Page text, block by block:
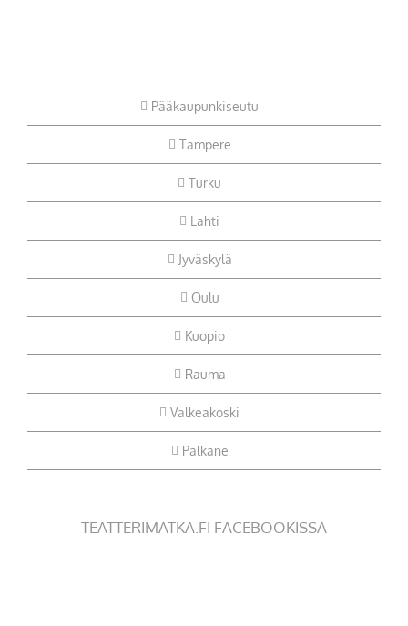
Pääkaupunkiseutu
Tampere
Turku
Lahti
Jyväskylä
Oulu
Kuopio
Rauma
Valkeakoski
Pälkäne
TEATTERIMATKA.FI FACEBOOKISSA